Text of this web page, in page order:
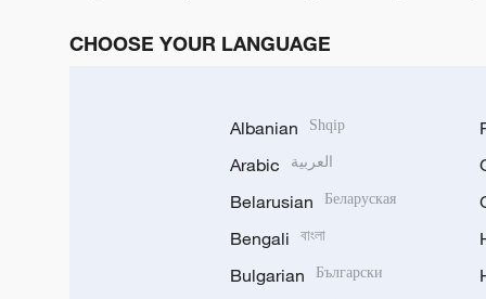
CHOOSE YOUR LANGUAGE
Albanian Shqip
Arabic العربية
Belarusian Беларуская
Bengali বাংলা
Bulgarian Български